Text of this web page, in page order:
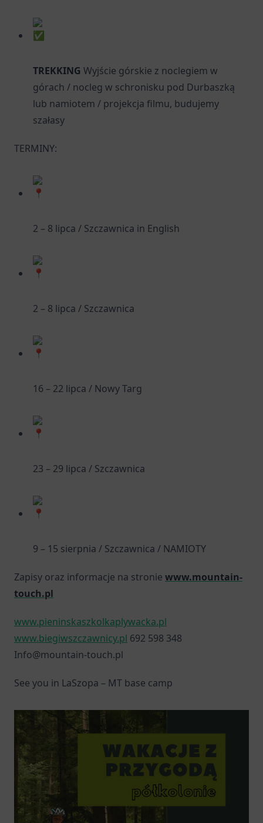
TREKKING Wyjście górskie z noclegiem w
górach / nocleg w schronisku pod Durbaszką
lub namiotem / projekcja filmu, budujemy
szałasy
TERMINY:
2 – 8 lipca / Szczawnica in English
2 – 8 lipca / Szczawnica
16 – 22 lipca / Nowy Targ
23 – 29 lipca / Szczawnica
9 – 15 sierpnia / Szczawnica / NAMIOTY
Zapisy oraz informacje na stronie www.mountain-
touch.pl
www.pieninskaszkolkaplywacka.pl
www.biegiwszczawnicy.pl 692 598 348
Info@mountain-touch.pl
See you in LaSzopa – MT base camp